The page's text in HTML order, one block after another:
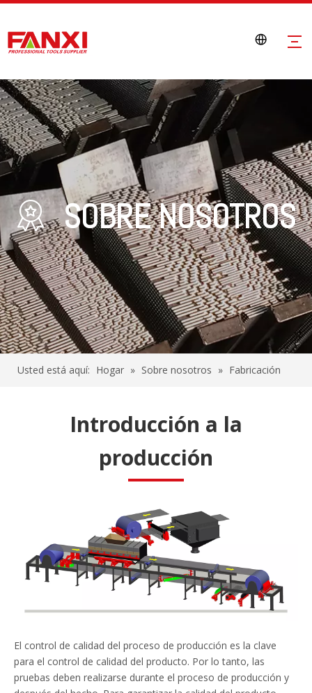
 SOBRE NOSOTROS
Usted está aquí: Hogar » Sobre nosotros » Fabricación
Introducción a la
producción
El control de calidad del proceso de producción es la clave
para el control de calidad del producto. Por lo tanto, las
pruebas deben realizarse durante el proceso de producción y